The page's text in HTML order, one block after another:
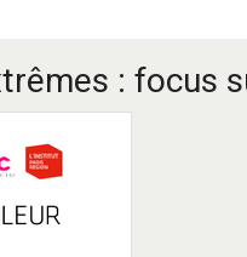
: focus